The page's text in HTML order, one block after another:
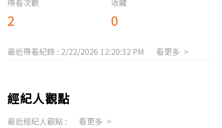
帶看次數
2
收藏
0
最近帶看紀錄 : 2/22/2026 12:20:32 PM 看更多 >
經紀人觀點
最近經紀人觀點 : 看更多 >